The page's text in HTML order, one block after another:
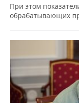
При этом
обрабатывающих